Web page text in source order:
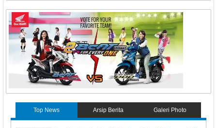
Top News Arsip Berita Galeri Photo